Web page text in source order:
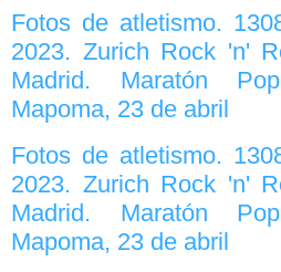
Fotos de atletismo.
2023. Zurich Rock 'n'
Madrid. Maratón
Mapoma, 23 de abril
Fotos de atletismo.
2023. Zurich Rock 'n'
Madrid. Maratón
Mapoma, 23 de abril